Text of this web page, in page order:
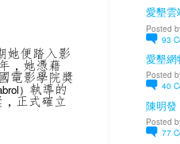
她便踏入影
，她憑藉
電影學院獎
） 執導的
正式確立
愛墾雲
Posted
93
愛墾網
Posted
40
陳明發
Posted
77